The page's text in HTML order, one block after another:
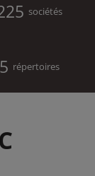
sociétés
5 répertoires